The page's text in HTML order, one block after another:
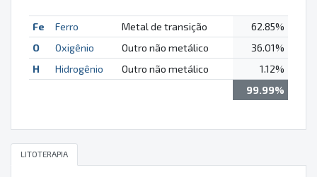
Fe Ferro Metal de transição
62.85%
O
Oxigênio Outro não metálico
36.01%
H
Hidrogênio Outro não metálico
1.12%
99.99%
LITOTERAPIA